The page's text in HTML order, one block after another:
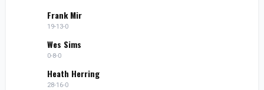
Frank Mir
19-13-0
Wes Sims
0-8-0
Heath Herring
28-16-0